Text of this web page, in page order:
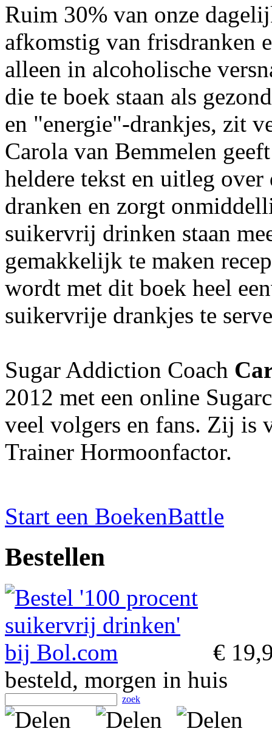
Ruim 30% van onze
afkomstig van frisdranken
alleen in alcoholische
die te boek staan als
en "energie"-drankjes, zit
Carola van Bemmelen
heldere tekst en uitleg
dranken en zorgt
suikervrij drinken staan
gemakkelijk te maken
wordt met dit boek heel
suikervrije drankjes te
Sugar Addiction Coach
2012 met een online
veel volgers en fans. Zij is
Trainer Hormoonfactor.
Start een BoekenBattle
Bestellen
€
besteld, morgen in huis
zoek